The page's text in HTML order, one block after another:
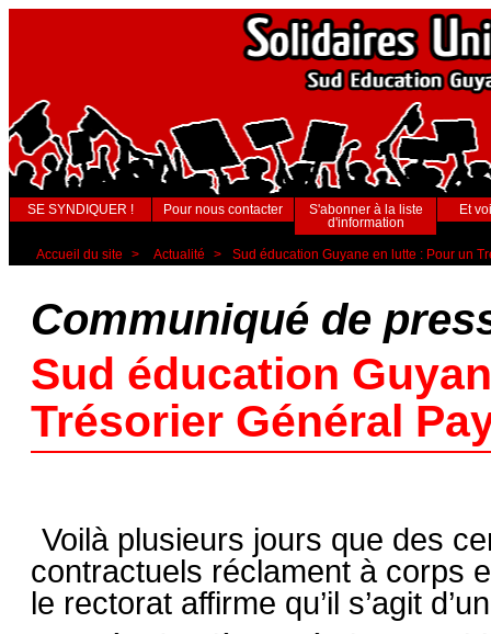
SE SYNDIQUER ! Pour nous contacter
S'abonner à la liste
d'information
Et
Accueil du site > Actualité > Sud éducation Guyane en lutte : Pour un
Communiqué de
Sud éducation
Trésorier Général
Voilà plusieurs jours que des
contractuels réclament à corps
le rectorat affirme qu’il s’agit